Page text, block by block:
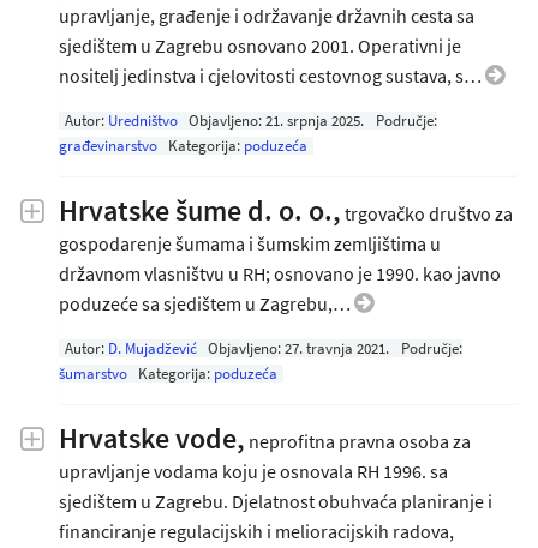
upravljanje, građenje i održavanje državnih cesta sa
sjedištem u Zagrebu osnovano 2001. Operativni je
nositelj jedinstva i cjelovitosti cestovnog sustava, s…
Autor: Uredništvo Objavljeno:21. srpnja 2025.
Područje:
građevinarstvo
Kategorija: poduzeća
Hrvatske šume d. o. o., trgovačko društvo za
gospodarenje šumama i šumskim zemljištima u
državnom vlasništvu u RH; osnovano je 1990. kao javno
poduzeće sa sjedištem u Zagrebu,…
Autor: D. Mujadžević Objavljeno:27. travnja 2021.
Područje:
šumarstvo
Kategorija: poduzeća
Hrvatske vode, neprofitna pravna osoba za
upravljanje vodama koju je osnovala RH 1996. sa
sjedištem u Zagrebu. Djelatnost obuhvaća planiranje i
financiranje regulacijskih i melioracijskih radova,